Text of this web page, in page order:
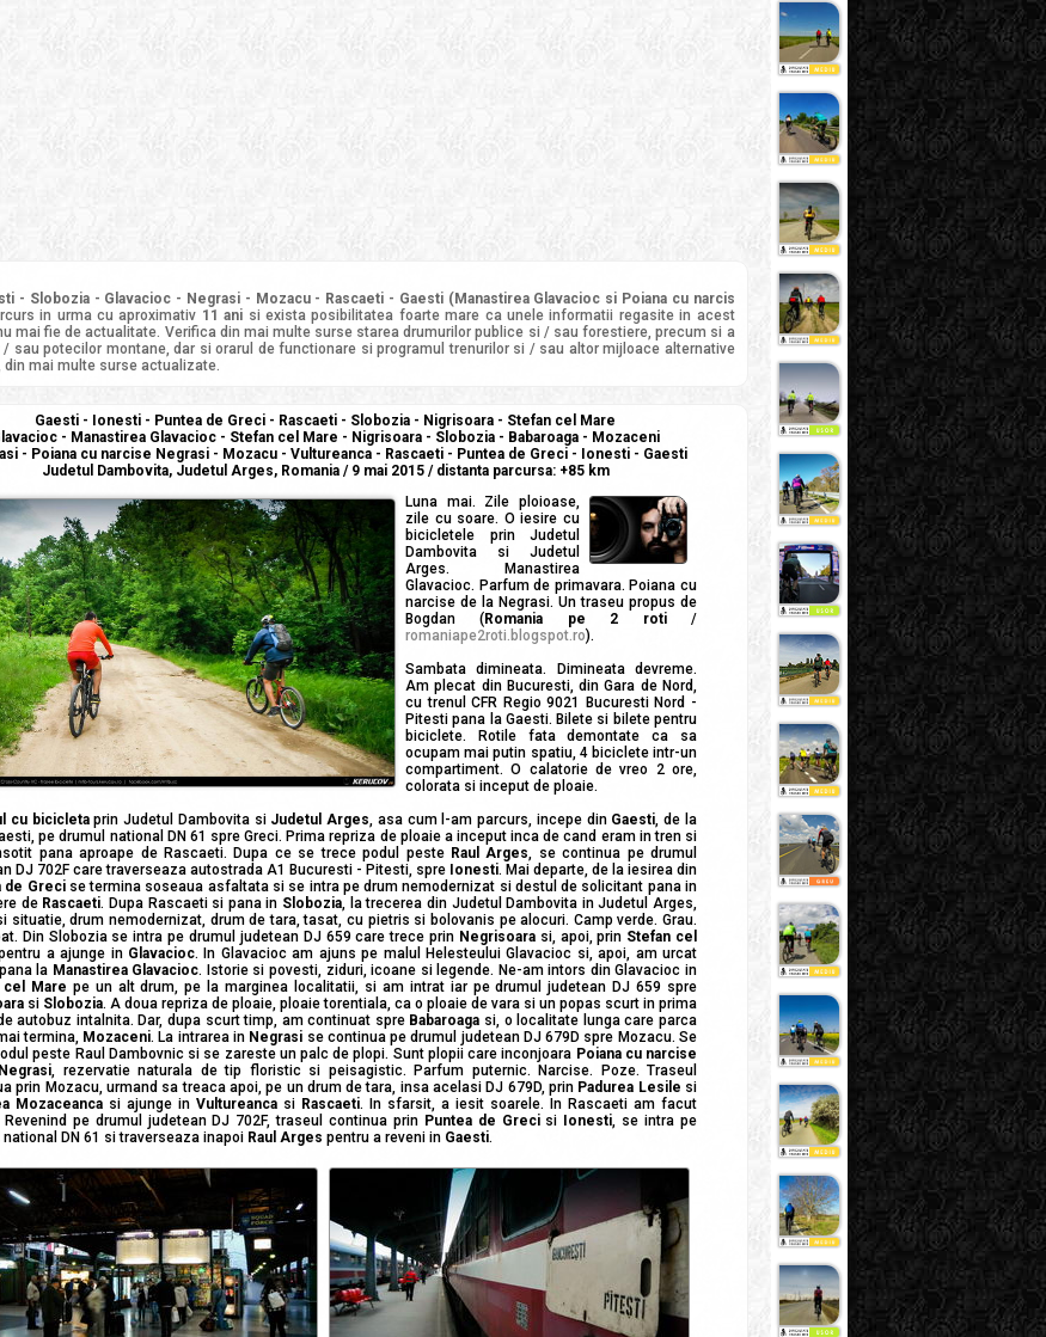
- Slobozia - Glavacioc - Negrasi - Mozacu - Rascaeti - Gaesti (Manastirea Glavacioc si Poiana cu narcis
in urma cu aproximativ 11 ani si exista posibilitatea foarte mare ca unele informatii regasite in acest
mai fie de actualitate. Verifica din mai multe surse starea drumurilor publice si / sau forestiere, precum si a
/ sau potecilor montane, dar si orarul de functionare si programul trenurilor si / sau altor mijloace alternative
din mai multe surse actualizate.
Gaesti - Ionesti - Puntea de Greci - Rascaeti - Slobozia - Nigrisoara - Stefan cel Mare
- Manastirea Glavacioc - Stefan cel Mare - Nigrisoara - Slobozia - Babaroaga - Mozaceni
- Poiana cu narcise Negrasi - Mozacu - Vultureanca - Rascaeti - Puntea de Greci - Ionesti - Gaesti
Judetul Dambovita, Judetul Arges, Romania / 9 mai 2015 / distanta parcursa: +85 km
Luna mai. Zile ploioase,
zile cu soare. O iesire cu
bicicletele prin Judetul
Dambovita si Judetul
Arges. Manastirea
Glavacioc. Parfum de primavara. Poiana cu
narcise de la Negrasi. Un traseu propus de
Bogdan (Romania pe 2 roti/
romaniape2roti.blogspot.ro).
Sambata dimineata. Dimineata devreme.
Am plecat din Bucuresti, din Gara de Nord,
cu trenul CFR Regio 9021 Bucuresti Nord -
Pitesti pana la Gaesti. Bilete si bilete pentru
biciclete. Rotile fata demontate ca sa
ocupam mai putin spatiu, 4 biciclete intr-un
compartiment. O calatorie de vreo 2 ore,
colorata si inceput de ploaie.
cu bicicletaprin Judetul Dambovita si Judetul Arges, asa cum l-am parcurs, incepe din Gaesti, de la
pe drumul national DN 61 spre Greci. Prima repriza de ploaie a inceput inca de cand eram in tren si
pana aproape de Rascaeti. Dupa ce se trece podul peste Raul Arges, se continua pe drumul
DJ 702F care traverseaza autostrada A1 Bucuresti - Pitesti, spre Ionesti. Mai departe, de la iesirea din
de Grecise termina soseaua asfaltata si se intra pe drum nemodernizat si destul de solicitant pana in
de Rascaeti. Dupa Rascaeti si pana in Slobozia, la trecerea din Judetul Dambovita in Judetul Arges,
situatie, drum nemodernizat, drum de tara, tasat, cu pietris si bolovanis pe alocuri. Camp verde. Grau.
Din Slobozia se intra pe drumul judetean DJ 659 care trece prin Negrisoarasi, apoi, prin Stefan cel
a ajunge in Glavacioc. In Glavacioc am ajuns pe malul Helesteului Glavacioc si, apoi, am urcat
la Manastirea Glavacioc. Istorie si povesti, ziduri, icoane si legende. Ne-am intors din Glavacioc in
cel Mare pe un alt drum, pe la marginea localitatii, si am intrat iar pe drumul judetean DJ 659 spre
si Slobozia. A doua repriza de ploaie, ploaie torentiala, ca o ploaie de vara si un popas scurt in prima
autobuz intalnita. Dar, dupa scurt timp, am continuat spre Babaroaga si, o localitate lunga care parca
termina, Mozaceni. La intrarea in Negrasi se continua pe drumul judetean DJ 679D spre Mozacu. Se
peste Raul Dambovnic si se zareste un palc de plopi. Sunt plopii care inconjoara Poiana cu narcise
, rezervatie naturala de tip floristic si peisagistic. Parfum puternic. Narcise. Poze. Traseul
prin Mozacu, urmand sa treaca apoi, pe un drum de tara, insa acelasi DJ 679D, prin Padurea Lesile si
Mozaceanca si ajunge in Vultureanca si Rascaeti. In sfarsit, a iesit soarele. In Rascaeti am facut
Revenind pe drumul judetean DJ 702F, traseul continua prin Puntea de Grecisi Ionesti, se intra pe
DN 61 si traverseaza inapoi Raul Arges pentru a reveni in Gaesti.